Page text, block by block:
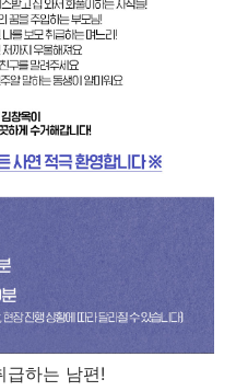
급하는 남편!